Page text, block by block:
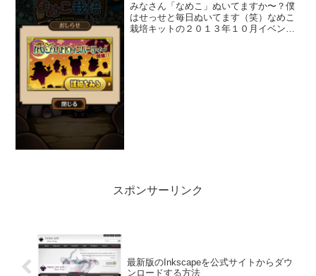
みなさん「なめこ」ぬいてますか〜？僕
はせっせと毎日ぬいてます（笑）なめこ
栽培キットの２０１３年１０月イベント
スポンサーリンク
最新版のInkscapeを公式サイトからダウ
ンロードする方法